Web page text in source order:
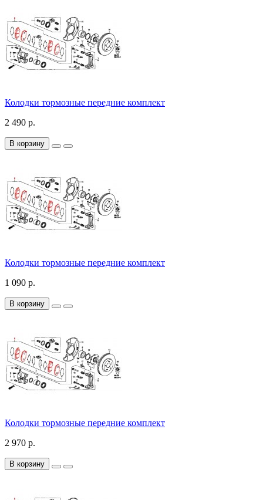
Колодки тормозные передние комплект
2 490 р.
В корзину
Колодки тормозные передние комплект
1 090 р.
В корзину
Колодки тормозные передние комплект
2 970 р.
В корзину